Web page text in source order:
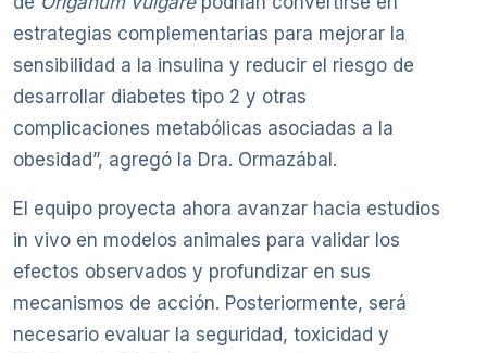
estrategias complementarias para mejorar la
sensibilidad a la insulina y reducir el riesgo de
desarrollar diabetes tipo 2 y otras
complicaciones metabólicas asociadas a la
obesidad”, agregó la Dra. Ormazábal.
El equipo proyecta ahora avanzar hacia estudios
in vivo en modelos animales para validar los
efectos observados y profundizar en sus
mecanismos de acción. Posteriormente, será
necesario evaluar la seguridad, toxicidad y